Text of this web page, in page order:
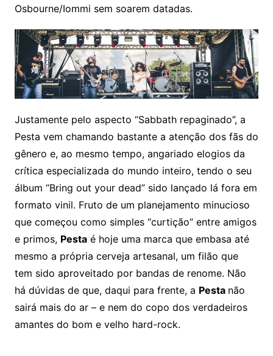
Osbourne/Iommi sem soarem datadas.
Justamente pelo aspecto “Sabbath repaginado”, a
Pesta vem chamando bastante a atenção dos fãs do
gênero e, ao mesmo tempo, angariado elogios da
crítica especializada do mundo inteiro, tendo o seu
álbum “Bring out your dead” sido lançado lá fora em
formato vinil. Fruto de um planejamento minucioso
que começou como simples “curtição” entre amigos
e primos, Pestaé hoje uma marca que embasa até
mesmo a própria cerveja artesanal, um filão que
tem sido aproveitado por bandas de renome. Não
há dúvidas de que, daqui para frente, a Pesta não
sairá mais do ar – e nem do copo dos verdadeiros
amantes do bom e velho hard-rock.